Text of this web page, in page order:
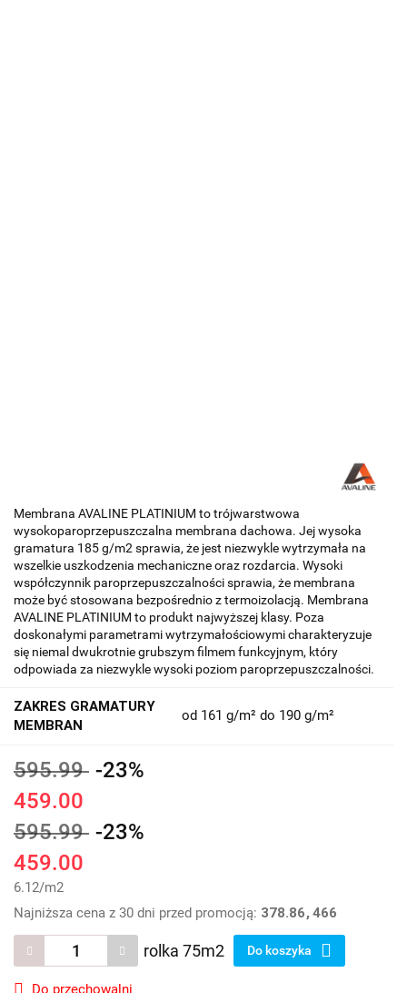
Membrana AVALINE PLATINIUM to trójwarstwowa
wysokoparoprzepuszczalna membrana dachowa. Jej wysoka
gramatura 185 g/m2 sprawia, że jest niezwykle wytrzymała na
wszelkie uszkodzenia mechaniczne oraz rozdarcia. Wysoki
współczynnik paroprzepuszczalności sprawia, że membrana
może być stosowana bezpośrednio z termoizolacją. Membrana
AVALINE PLATINIUM to produkt najwyższej klasy. Poza
doskonałymi parametrami wytrzymałościowymi charakteryzuje
się niemal dwukrotnie grubszym filmem funkcyjnym, który
odpowiada za niezwykle wysoki poziom paroprzepuszczalności.
ZAKRES GRAMATURY
MEMBRAN
od 161 g/m² do 190 g/m²
595.99 -23%
459.00
595.99 -23%
459.00
6.12/m2
Najniższa cena z 30 dni przed promocją: 378.86 466
rolka 75m2 Do koszyka
Do przechowalni